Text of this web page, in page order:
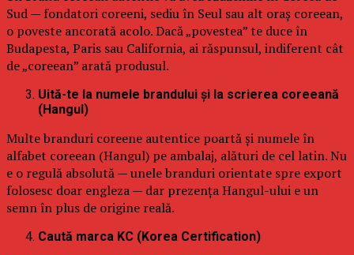
Sud — fondatori coreeni, sediu în Seul sau alt oraș coreean,
o poveste ancorată acolo. Dacă „povestea” te duce în
Budapesta, Paris sau California, ai răspunsul, indiferent cât
de „coreean” arată produsul.
Uită-te la numele brandului și la scrierea coreeană
(Hangul)
Multe branduri coreene autentice poartă și numele în
alfabet coreean (Hangul) pe ambalaj, alături de cel latin. Nu
e o regulă absolută — unele branduri orientate spre export
folosesc doar engleza — dar prezența Hangul-ului e un
semn în plus de origine reală.
Caută marca KC (Korea Certification)